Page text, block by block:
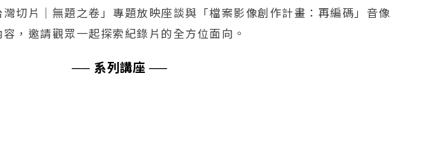
切片｜無題之卷」專題放映座談與「檔案影像創作計畫：再編碼」音像
，邀請觀眾一起探索紀錄片的全方位面向。
── 系列講座 ──